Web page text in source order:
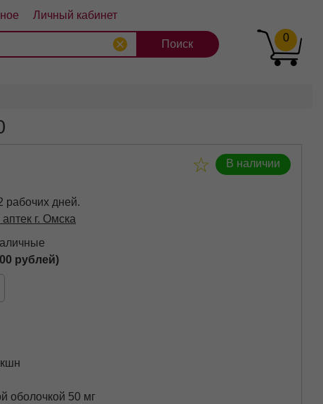
Личный кабинет
0
10
В наличии
рабочих дней.
аптек г. Омска
рублей)
оболочкой 50 мг